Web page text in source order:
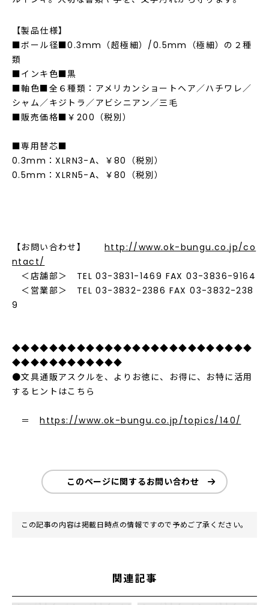
【製品仕様】
■ボール径■0.3mm（超極細）/0.5mm（極細）の２種
類
■インキ色■黒
■軸色■全６種類：アメリカンショートヘア／ハチワレ／
シャム／キジトラ／アビシニアン／三毛
■販売価格■￥200（税別）
■専用替芯■
0.3mm：XLRN3-A、￥80（税別）
0.5mm：XLRN5-A、￥80（税別）
【お問い合わせ】 http://www.ok-bungu.co.jp/co
ntact/
＜店舗部＞ TEL 03-3831-1469 FAX 03-3836-9164
＜営業部＞ TEL 03-3832-2386 FAX 03-3832-238
9
◆◆◆◆◆◆◆◆◆◆◆◆◆◆◆◆◆◆◆◆◆◆◆◆◆◆
◆◆◆◆◆◆◆◆◆◆◆◆
●文具通販アスクルを、よりお徳に、お得に、お特に活用
するヒントはこちら
＝https://www.ok-bungu.co.jp/topics/140/
このページに関するお問い合わせ
この記事の内容は掲載日時点の情報ですので予めご了承ください。
関連記事